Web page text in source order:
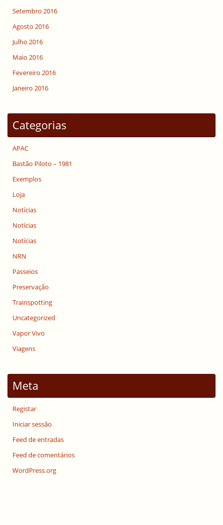
Setembro 2016
Agosto 2016
Julho 2016
Maio 2016
Fevereiro 2016
Janeiro 2016
Categorias
APAC
Bastão Piloto – 1981
Exemplos
Loja
Notícias
Notícias
Notícias
NRN
Passeios
Preservação
Trainspotting
Uncategorized
Vapor Vivo
Viagens
Meta
Registar
Iniciar sessão
Feed de entradas
Feed de comentários
WordPress.org